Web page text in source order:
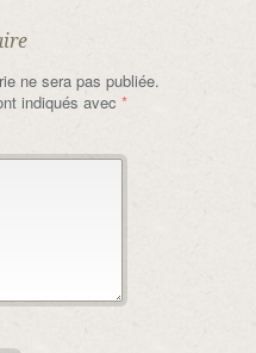
ne sera pas publiée.
indiqués avec *